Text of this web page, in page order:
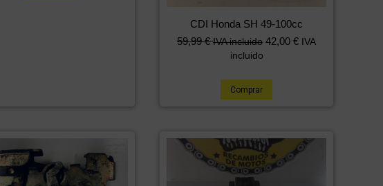
CDI Honda SH 49-100cc
59,99€ IVA incluido 42,00 € IVA
incluido
Comprar